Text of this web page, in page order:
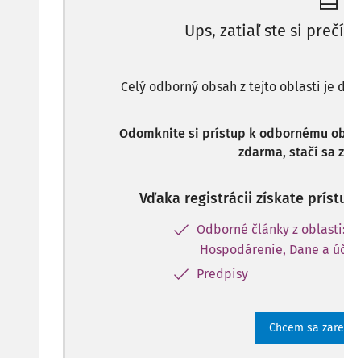
Ups, zatiaľ ste si
Celý odborný obsah z tejto oblasti
Odomknite si prístup k odbornému
zdarma, stačí sa
Vďaka registrácii získate
Odborné články z
Hospodárenie, Dane a
Predpisy
Chcem sa